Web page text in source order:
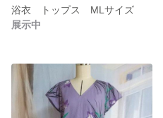
浴衣 トップス MLサイズ
展示中